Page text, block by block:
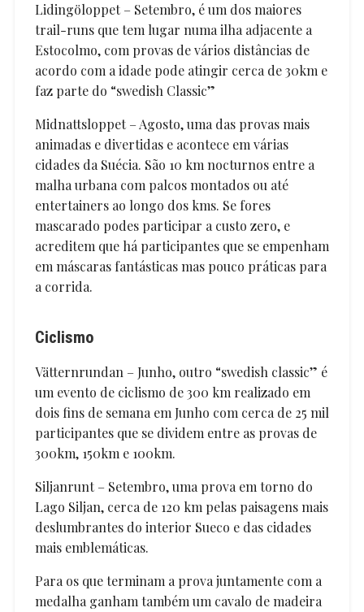
Lidingöloppet – Setembro, é um dos maiores
trail-runs que tem lugar numa ilha adjacente a
Estocolmo, com provas de vários distâncias de
acordo com a idade pode atingir cerca de 30km e
faz parte do “swedish Classic”
Midnattsloppet – Agosto, uma das provas mais
animadas e divertidas e acontece em várias
cidades da Suécia. São 10 km nocturnos entre a
malha urbana com palcos montados ou até
entertainers ao longo dos kms. Se fores
mascarado podes participar a custo zero, e
acreditem que há participantes que se empenham
em máscaras fantásticas mas pouco práticas para
a corrida.
Ciclismo
Vätternrundan – Junho, outro “swedish classic” é
um evento de ciclismo de 300 km realizado em
dois fins de semana em Junho com cerca de 25 mil
participantes que se dividem entre as provas de
300km, 150km e 100km.
Siljanrunt – Setembro, uma prova em torno do
Lago Siljan, cerca de 120 km pelas paisagens mais
deslumbrantes do interior Sueco e das cidades
mais emblemáticas.
Para os que terminam a prova juntamente com a
medalha ganham também um cavalo de madeira